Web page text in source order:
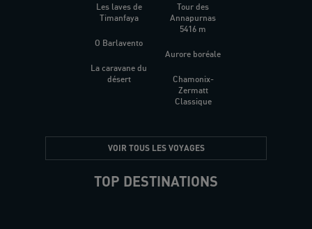
Les laves de
Timanfaya
O Barlavento
La caravane du
désert
Tour des
Annapurnas
5416 m
Aurore boréale
Chamonix-
Zermatt
Classique
VOIR TOUS LES VOYAGES
TOP DESTINATIONS